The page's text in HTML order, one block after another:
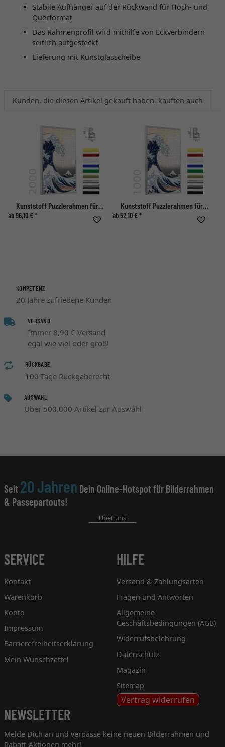
Stabile Aufhänger auf der Rückwand für Hoch- und
Querformat
Das Rahmenprofil wird mithilfe von Eckverbindern
seitlich aufgesteckt
Lieferung mit Kunstglasscheibe
Kunden, die diesen Artikel gekauft haben, kauften auch
ab 96,10 € * ab 52,10 € *
KOMPETENZ
20 Jahre zufriedene Kunden
VERSAND
Immer 8,90 € Versand
egal wie viel oder groß!
RÜCKGABE
100 Tage Rückgaberecht
AUSWAHL
Über 500.000 Artikel zur Auswahl
Seit 20 Jahren Dein Online-Hotspot für Bilderrahmen
& Passepartouts!
Über uns
SERVICE
Kontakt
Warenkorb
Konto
Impressum
Barrierefreiheitserklärung
Mein Wunschzettel
HILFE
Versand & Zahlungsarten
Fragen und Antworten
Allgemeine
Geschäftsbedingungen (AGB)
Widerrufsbelehrung
Datenschutz
Magazin
Sitemap
Vertrag widerrufen
NEWSLETTER
Melde Dich an und verpasse keine neuen Bilderrahmen und
Rabatt-Aktionen mehr!